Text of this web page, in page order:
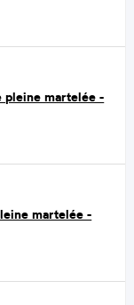
pleine martelée -
martelée -